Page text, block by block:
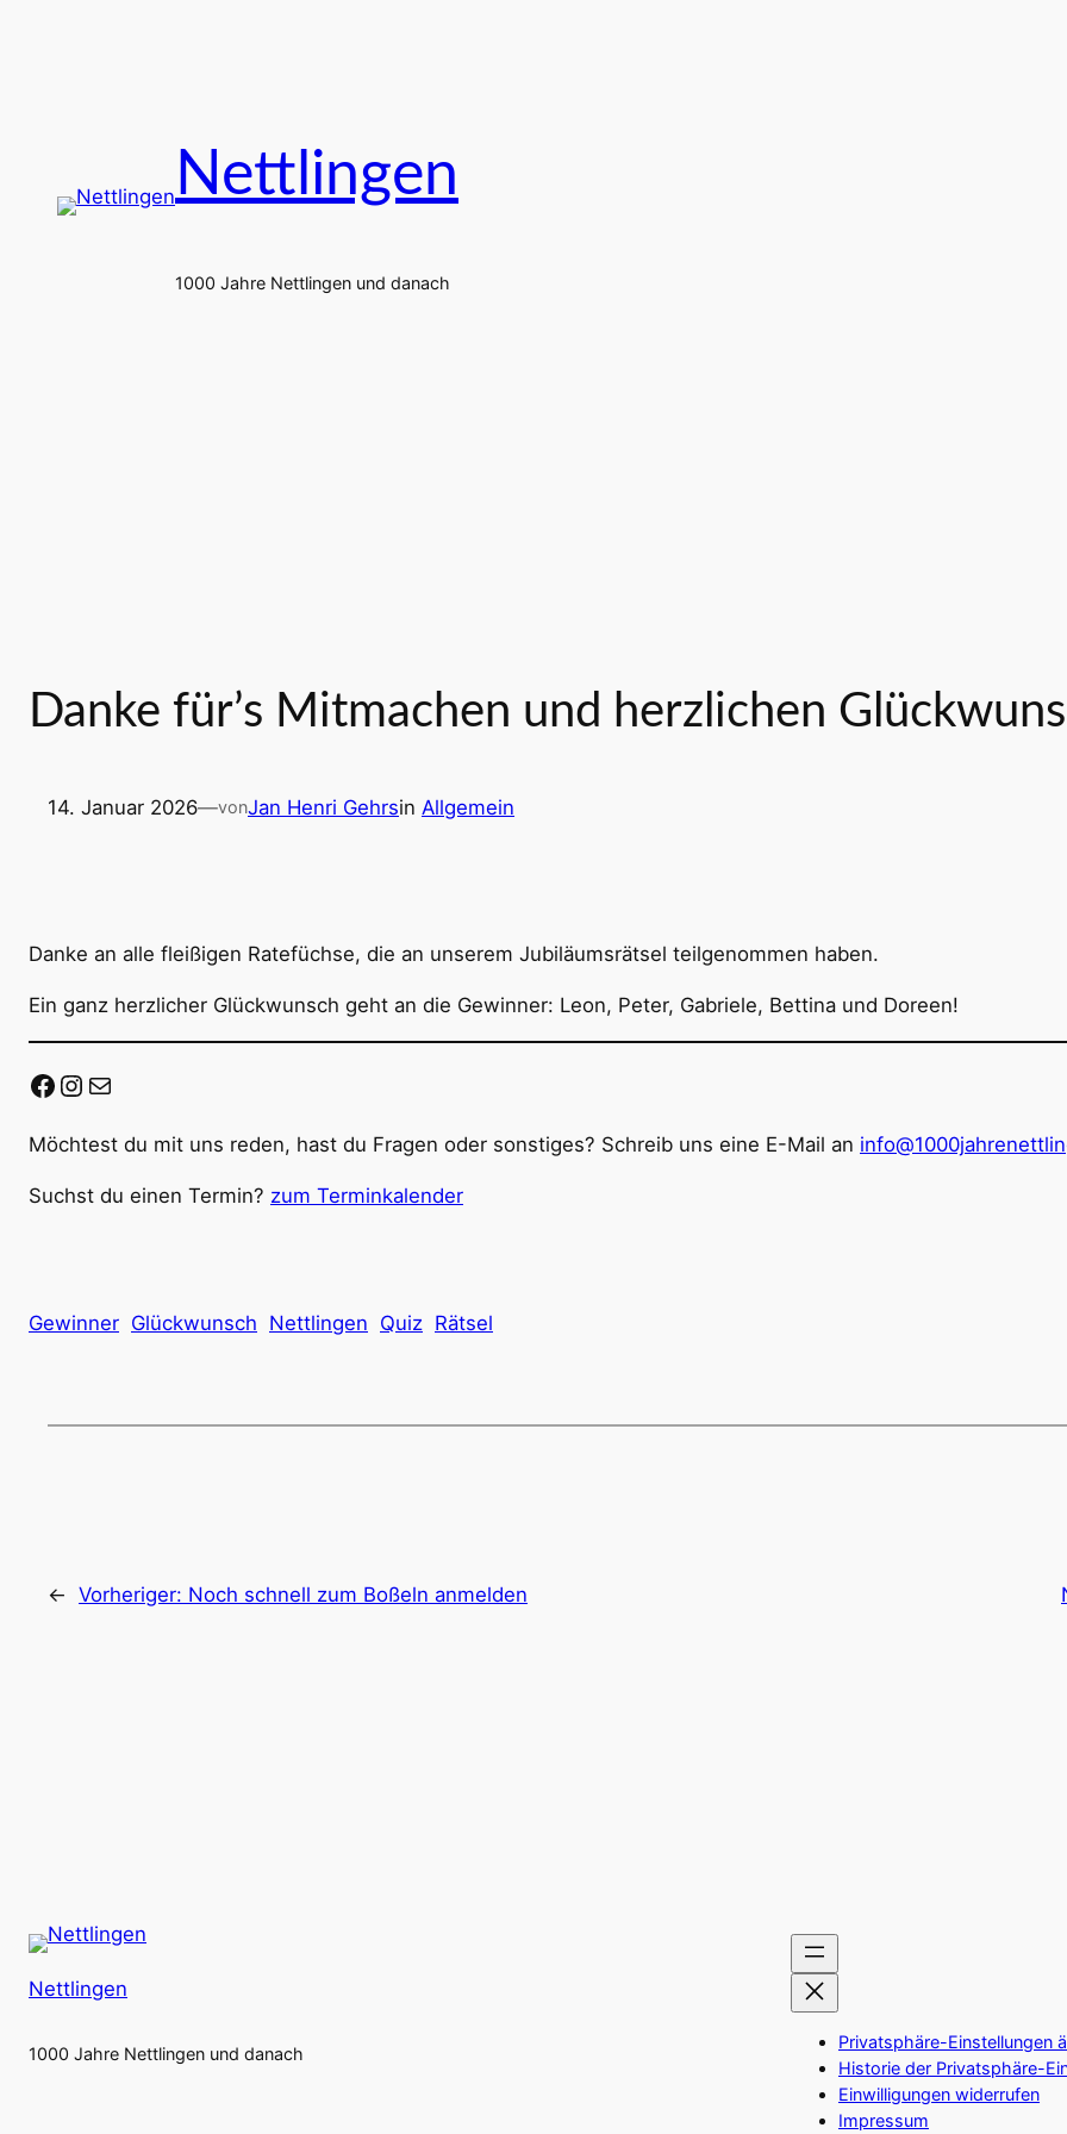
Nettlingen
1000 Jahre Nettlingen und danach
Danke für’s Mitmachen und herzlichen
14. Januar 2026—vonJan Henri Gehrsin Allgemein
Danke an alle fleißigen Ratefüchse, die an unserem Jubiläumsrätsel teilgenommen haben.
Ein ganz herzlicher Glückwunsch geht an die Gewinner: Leon, Peter, Gabriele, Bettina und Doreen!
Facebook
Instagram
E-Mail
Möchtest du mit uns reden, hast du Fragen oder sonstiges? Schreib uns eine E-Mail an
Suchst du einen Termin? zum Terminkalender
Gewinner Glückwunsch Nettlingen Quiz Rätsel
← Vorheriger: Noch schnell zum Boßeln anmelden
Nettlingen
1000 Jahre Nettlingen und danach
Privatsphäre-Einstellungen
Historie der Privatsphäre-
Einwilligungen widerrufen
Impressum